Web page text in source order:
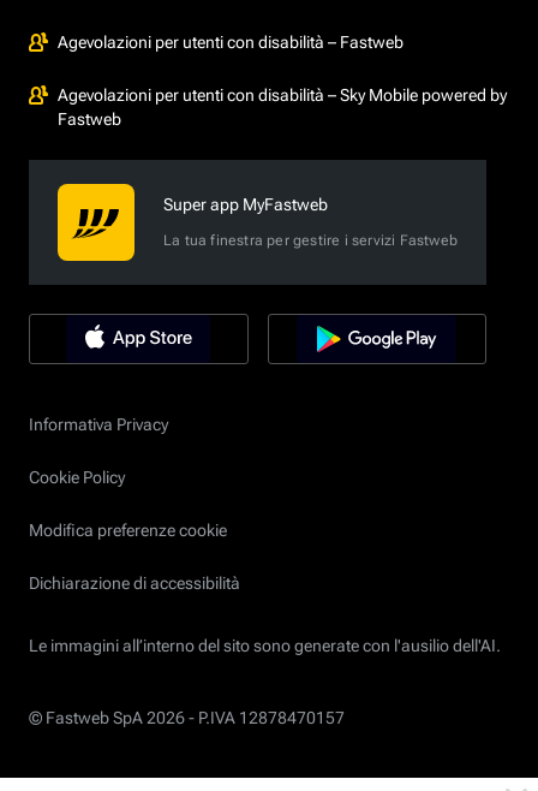
Agevolazioni per utenti con disabilità – Fastweb
Agevolazioni per utenti con disabilità – Sky Mobile powered by
Fastweb
Super app MyFastweb
La tua finestra per gestire i servizi Fastweb
Informativa Privacy
Cookie Policy
Modifica preferenze cookie
Dichiarazione di accessibilità
Le immagini all’interno del sito sono generate con l'ausilio dell'AI.
© Fastweb SpA 2026 - P.IVA 12878470157